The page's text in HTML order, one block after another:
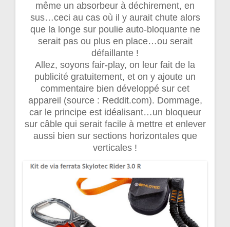
même un absorbeur à déchirement, en
sus…ceci au cas où il y aurait chute alors
que la longe sur poulie auto-bloquante ne
serait pas ou plus en place…ou serait
défaillante !
Allez, soyons fair-play, on leur fait de la
publicité gratuitement, et on y ajoute un
commentaire bien développé sur cet
appareil (source : Reddit.com). Dommage,
car le principe est idéalisant…un bloqueur
sur câble qui serait facile à mettre et enlever
aussi bien sur sections horizontales que
verticales !